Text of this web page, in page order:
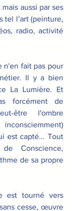
aussi par ses
tel l’art (peinture,
radio, activité
n'en fait pas pour
Il y a bien
La Lumière. Et
forcément de
être l'ombre
est capté... Tout
Conscience,
de sa propre
est tourné vers
cesse, œuvre